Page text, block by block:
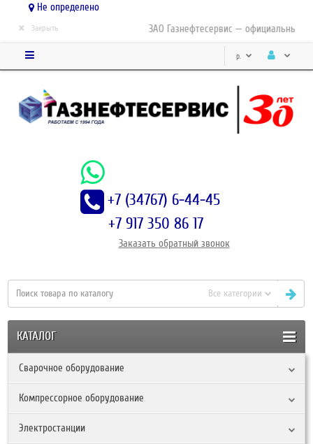
Не определено
ЗАО Газнефтесервис — официальный
× Закрыть
р.
+7 (34767) 6-44-45
+7 917 350 86 17
Заказать обратный звонок
Все категории
КАТАЛОГ
Сварочное оборудование
Компрессорное оборудование
Электростанции